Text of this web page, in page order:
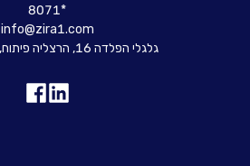
8071*
info@zira1.com
גלגלי הפלדה 16, הרצליה פיתוח, מבני תל-עד